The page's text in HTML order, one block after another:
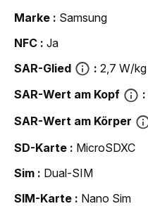
Marke
Samsung
NFC
Ja
SAR-Glied
2,7 W/kg
SAR-Wert am Kopf
SAR-Wert am Körper
SD-Karte
MicroSDXC
Sim
Dual-SIM
SIM-Karte
Nano Sim